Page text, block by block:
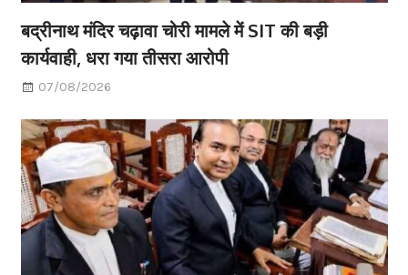
बद्रीनाथ मंदिर चढ़ावा चोरी मामले में SIT की बड़ी
कार्यवाही, धरा गया तीसरा आरोपी
07/08/2026